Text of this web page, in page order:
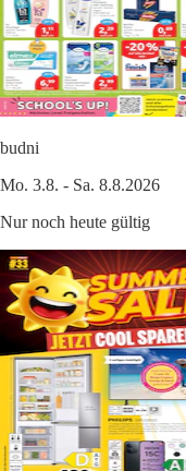
budni
Mo. 3.8. - Sa. 8.8.2026
Nur noch heute gültig